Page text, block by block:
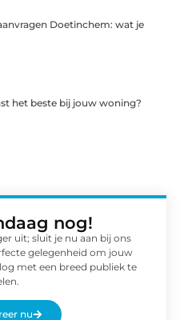
Doetinchem: wat je
het beste bij jouw woning?
nog!
uit; sluit je nu aan bij ons
gelegenheid om jouw
met een breed publiek te
nu